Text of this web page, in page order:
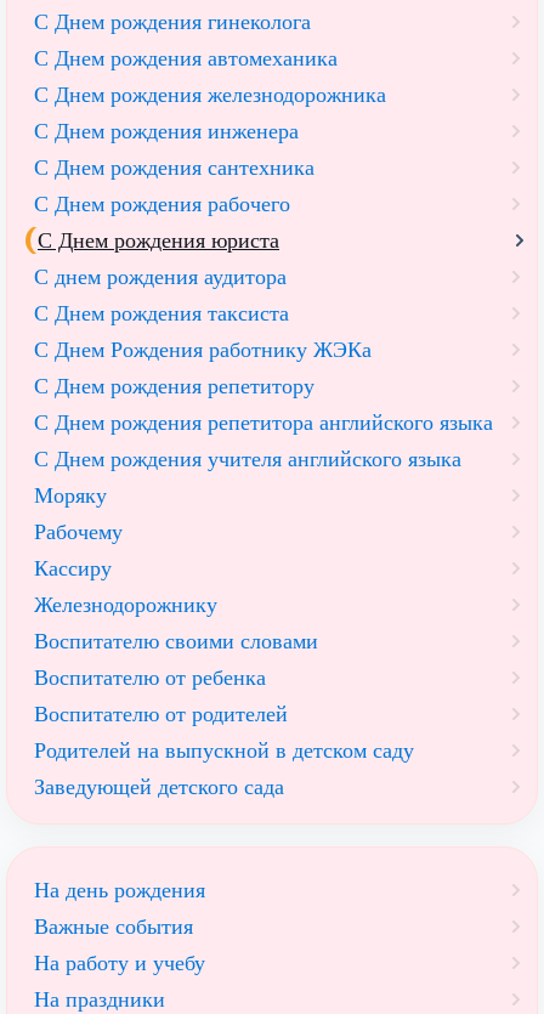
С Днем рождения гинеколога
С Днем рождения автомеханика
С Днем рождения железнодорожника
С Днем рождения инженера
С Днем рождения сантехника
С Днем рождения рабочего
С Днем рождения юриста
С днем рождения аудитора
С Днем рождения таксиста
С Днем Рождения работнику ЖЭКа
С Днем рождения репетитору
С Днем рождения репетитора английского языка
С Днем рождения учителя английского языка
Моряку
Рабочему
Кассиру
Железнодорожнику
Воспитателю своими словами
Воспитателю от ребенка
Воспитателю от родителей
Родителей на выпускной в детском саду
Заведующей детского сада
На день рождения
Важные события
На работу и учебу
На праздники